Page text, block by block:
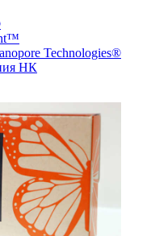
Technologies®
НК